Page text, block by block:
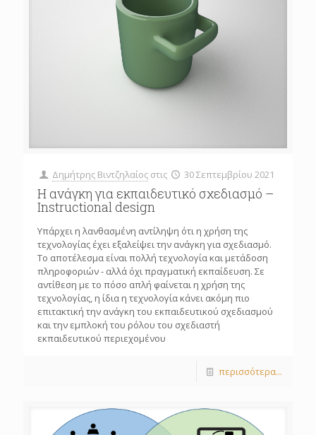
Δημήτρης Βιντζηλαίος στις 30 Σεπτεμβρίου 2021
Η ανάγκη για εκπαιδευτικό σχεδιασμό –
Instructional design
Υπάρχει η λανθασμένη αντίληψη ότι η χρήση της
τεχνολογίας έχει εξαλείψει την ανάγκη για σχεδιασμό.
Το αποτέλεσμα είναι πολλή τεχνολογία και μετάδοση
πληροφοριών - αλλά όχι πραγματική εκπαίδευση. Σε
αντίθεση με το πόσο απλή φαίνεται η χρήση της
τεχνολογίας, η ίδια η τεχνολογία κάνει ακόμη πιο
επιτακτική την ανάγκη του εκπαιδευτικού σχεδιασμού
και την εμπλοκή του ρόλου του σχεδιαστή
εκπαιδευτικού περιεχομένου
περισσότερα...